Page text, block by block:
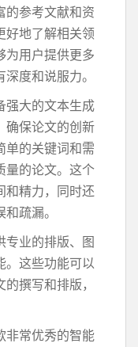
的参考文献和资
好地了解相关领
为用户提供更多
度和说服力。
强大的文本生成
确保论文的创新
单的关键词和需
量的论文。这个
和精力，同时还
疏漏。
专业的排版、图
。这些功能可以
撰写和排版，
非常优秀的智能